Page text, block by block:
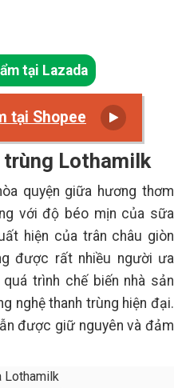
tại Lazada
tại Shopee
trùng Lothamilk
quyện giữa hương thơm
với độ béo mịn của sữa
hiện của trân châu giòn
được rất nhiều người ưa
trình chế biến nhà sản
nghệ thanh trùng hiện đại.
được giữ nguyên và đảm